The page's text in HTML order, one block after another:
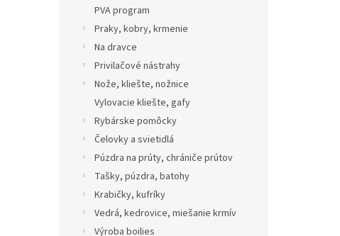
PVA program
Praky, kobry, krmenie
Na dravce
Privilačové nástrahy
Nože, kliešte, nožnice
Vylovacie kliešte, gafy
Rybárske pomôcky
Čelovky a svietidlá
Púzdra na prúty, chrániče prútov
Tašky, púzdra, batohy
Krabičky, kufríky
Vedrá, kedrovice, miešanie krmív
Výroba boilies